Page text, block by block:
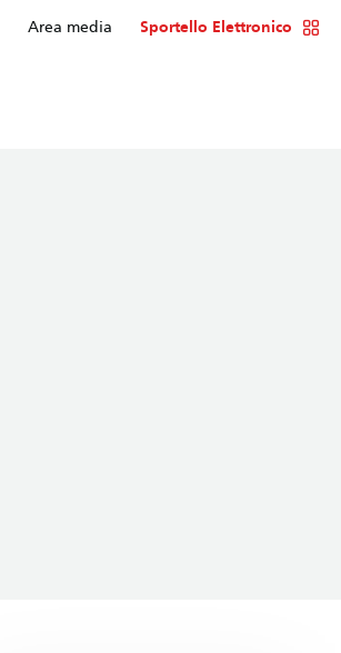
Area media Sportello Elettronico